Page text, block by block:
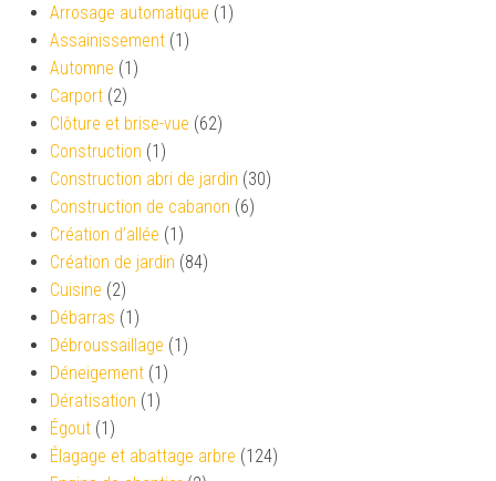
Arrosage automatique (1)
Assainissement (1)
Automne (1)
Carport (2)
Clôture et brise-vue (62)
Construction (1)
Construction abri de jardin (30)
Construction de cabanon (6)
Création d’allée (1)
Création de jardin (84)
Cuisine (2)
Débarras (1)
Débroussaillage (1)
Déneigement (1)
Dératisation (1)
Égout (1)
Élagage et abattage arbre (124)